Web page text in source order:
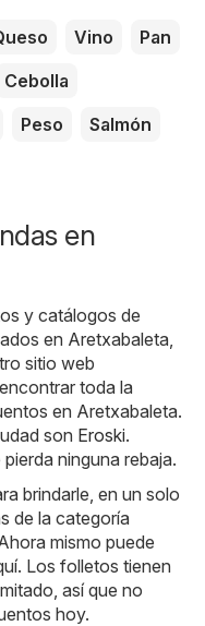
Vino
Pan
Cebolla
Peso
Salmón
en
y catálogos de
en Aretxabaleta,
sitio web
encontrar toda la
en Aretxabaleta.
son Eroski.
ninguna rebaja.
brindarle, en un solo
de la categoría
mismo puede
Los folletos tienen
así que no
hoy.